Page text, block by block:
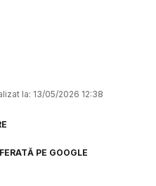
la: 13/05/2026 12:38
PE GOOGLE